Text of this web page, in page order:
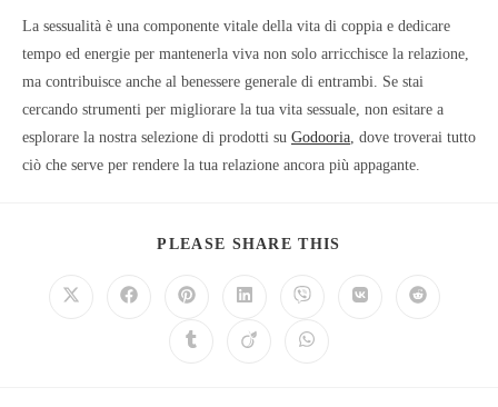
La sessualità è una componente vitale della vita di coppia e dedicare
tempo ed energie per mantenerla viva non solo arricchisce la relazione,
ma contribuisce anche al benessere generale di entrambi. Se stai
cercando strumenti per migliorare la tua vita sessuale, non esitare a
esplorare la nostra selezione di prodotti su Godooria , dove troverai tutto
ciò che serve per rendere la tua relazione ancora più appagante.
PLEASE SHARE THIS